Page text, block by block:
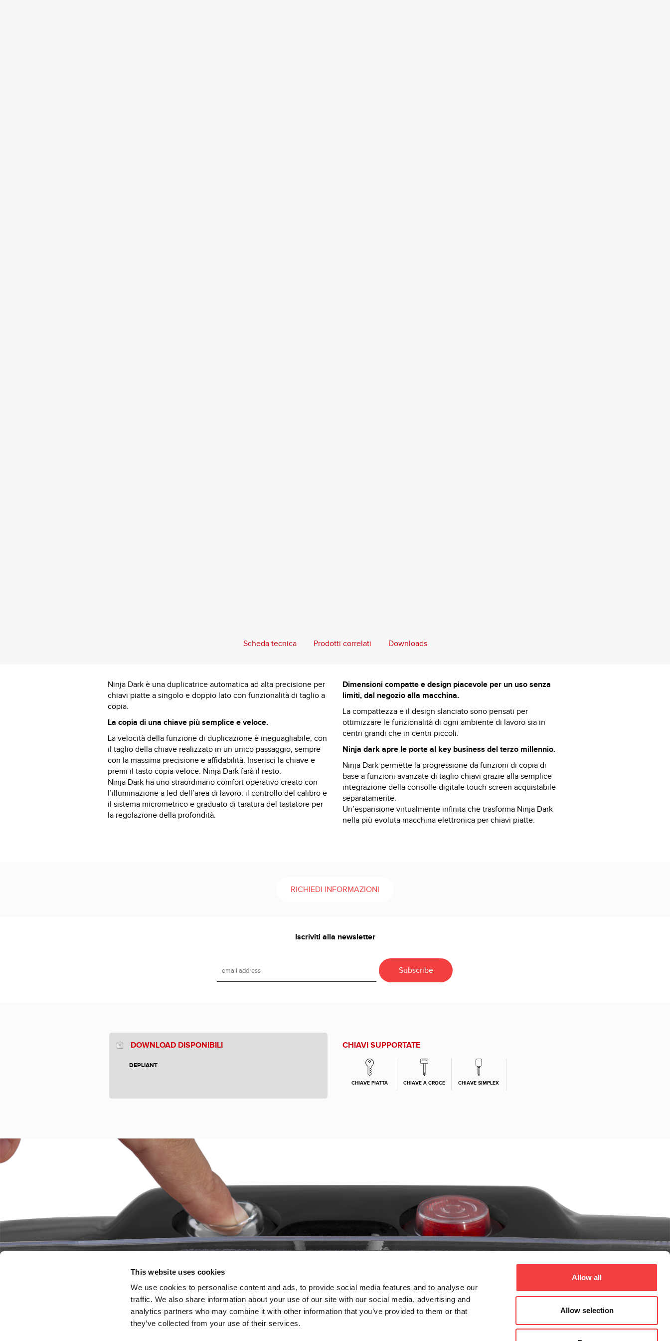
This website uses cookies
We use cookies to personalise content and ads, to provide social media features and to analyse our
traffic. We also share information about your use of our site with our social media, advertising and
analytics partners who may combine it with other information that you’ve provided to them or that
they’ve collected from your use of their services.
Allow all
Allow selection
Scheda tecnica Prodotti correlati Downloads
Ninja Dark è una duplicatrice automatica ad alta precisione per
chiavi piatte a singolo e doppio lato con funzionalità di taglio a
copia.
La copia di una chiave più semplice e veloce.
La velocità della funzione di duplicazione è ineguagliabile, con
il taglio della chiave realizzato in un unico passaggio, sempre
con la massima precisione e affidabilità. Inserisci la chiave e
premi il tasto copia veloce. Ninja Dark farà il resto.
Ninja Dark ha uno straordinario comfort operativo creato con
l’illuminazione a led dell’area di lavoro, il controllo del calibro e
il sistema micrometrico e graduato di taratura del tastatore per
la regolazione della profondità.
Dimensioni compatte e design piacevole per un uso senza
limiti, dal negozio alla macchina.
La compattezza e il design slanciato sono pensati per
ottimizzare le funzionalità di ogni ambiente di lavoro sia in
centri grandi che in centri piccoli.
Ninja dark apre le porte al key business del terzo millennio.
Ninja Dark permette la progressione da funzioni di copia di
base a funzioni avanzate di taglio chiavi grazie alla semplice
integrazione della consolle digitale touch screen acquistabile
separatamente.
Un’espansione virtualmente infinita che trasforma Ninja Dark
nella più evoluta macchina elettronica per chiavi piatte.
RICHIEDI INFORMAZIONI
Iscriviti alla newsletter
DOWNLOAD DISPONIBILI
DEPLIANT
CHIAVI SUPPORTATE
CHIAVE PIATTA CHIAVE A CROCE CHIAVE SIMPLEX